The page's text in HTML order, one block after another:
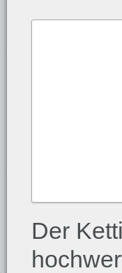
Der